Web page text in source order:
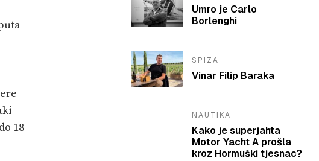
18
Umro je Carlo
Borlenghi
SPIZA
Vinar Filip Baraka
NAUTIKA
Kako je superjahta
Motor Yacht A prošla
kroz Hormuški tjesnac?